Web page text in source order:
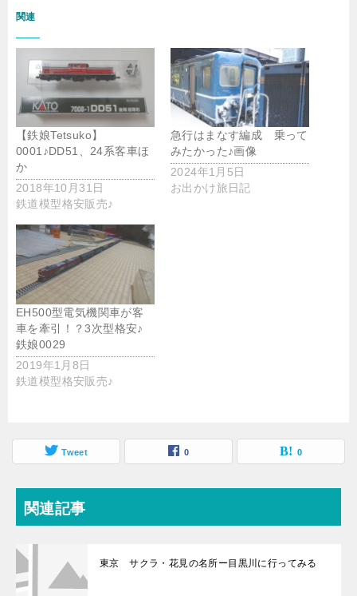
関連
【鉄娘Tetsuko】
0001♪DD51、24系客車ほ
か
2018年10月31日
鉄道模型格安販売♪
急行はまなす編成 乗って
みたかった♪画像
2024年1月5日
お出かけ旅日記
EH500型電気機関車が客
車を牽引！？3次型格安♪
鉄娘0029
2019年1月8日
鉄道模型格安販売♪
Tweet 0 0
関連記事
東京 サクラ・花見の名所ー目黒川に行ってみる